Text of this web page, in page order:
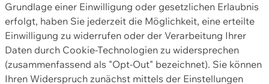
Grundlage einer Einwilligung oder gesetzlichen Erlaubnis
erfolgt, haben Sie jederzeit die Möglichkeit, eine erteilte
Einwilligung zu widerrufen oder der Verarbeitung Ihrer
Daten durch Cookie-Technologien zu widersprechen
(zusammenfassend als "Opt-Out" bezeichnet). Sie können
Ihren Widerspruch zunächst mittels der Einstellungen